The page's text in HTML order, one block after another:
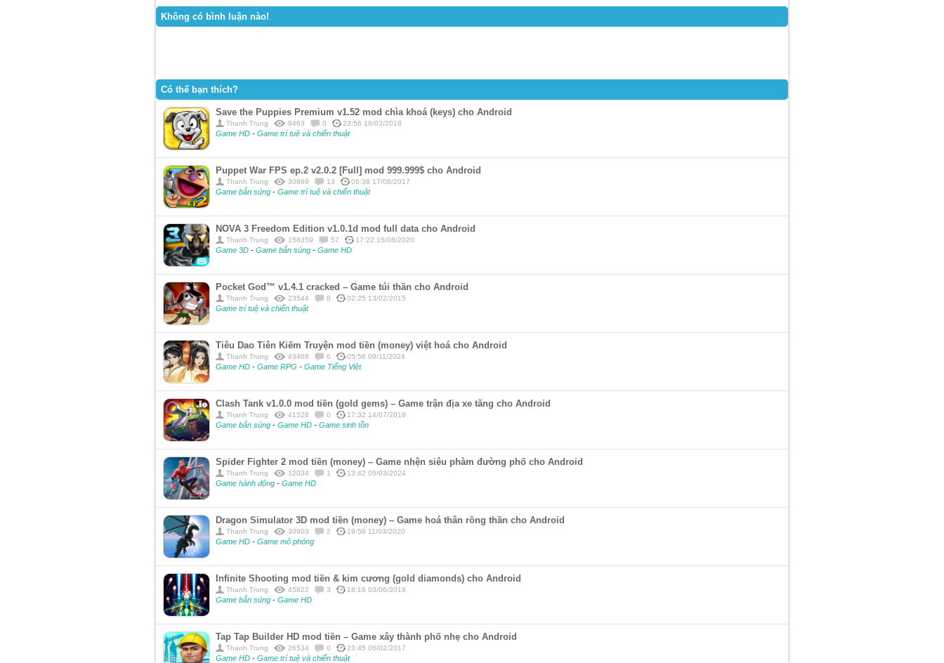
Không có bình luận nào!
Có thể bạn thích?
Save the Puppies Premium v1.52 mod chìa khoá (keys) cho Android
Thanh Trung 9463 0 23:56 18/03/2018
Game HD - Game trí tuệ và chiến thuật
Puppet War FPS ep.2 v2.0.2 [Full] mod 999.999$ cho Android
Thanh Trung 30869 13 06:38 17/08/2017
Game bắn súng - Game trí tuệ và chiến thuật
NOVA 3 Freedom Edition v1.0.1d mod full data cho Android
Thanh Trung 158359 57 17:22 15/08/2020
Game 3D - Game bắn súng - Game HD
Pocket God™ v1.4.1 cracked – Game túi thần cho Android
Thanh Trung 23544 8 02:25 13/02/2015
Game trí tuệ và chiến thuật
Tiêu Dao Tiên Kiếm Truyện mod tiền (money) việt hoá cho Android
Thanh Trung 43468 6 05:56 09/11/2024
Game HD - Game RPG - Game Tiếng Việt
Clash Tank v1.0.0 mod tiền (gold gems) – Game trận địa xe tăng cho Android
Thanh Trung 41528 0 17:32 14/07/2018
Game bắn súng - Game HD - Game sinh tồn
Spider Fighter 2 mod tiền (money) – Game nhện siêu phàm đường phố cho Android
Thanh Trung 12034 1 13:42 05/03/2024
Game hành động - Game HD
Dragon Simulator 3D mod tiền (money) – Game hoá thân rồng thần cho Android
Thanh Trung 30903 2 19:58 11/03/2020
Game HD - Game mô phỏng
Infinite Shooting mod tiền & kim cương (gold diamonds) cho Android
Thanh Trung 45822 3 18:16 03/06/2018
Game bắn súng - Game HD
Tap Tap Builder HD mod tiền – Game xây thành phố nhẹ cho Android
Thanh Trung 26534 0 23:45 06/02/2017
Game HD - Game trí tuệ và chiến thuật